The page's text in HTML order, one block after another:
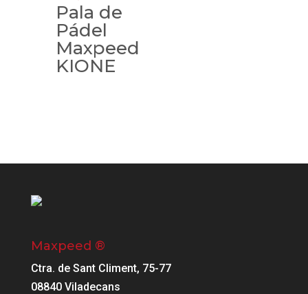
Pala de
Pádel
Maxpeed
KIONE
Maxpeed ®
Ctra. de Sant Climent, 75-77
08840 Viladecans